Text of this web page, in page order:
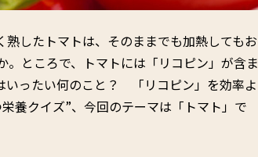
したトマトは、そのままでも加熱してもお
ところで、トマトには「リコピン」が含ま
いったい何のこと？ 「リコピン」を効率よ
養クイズ”、今回のテーマは「トマト」で